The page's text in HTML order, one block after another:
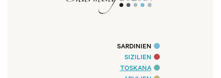
SARDINIEN
SIZILIEN
TOSKANA